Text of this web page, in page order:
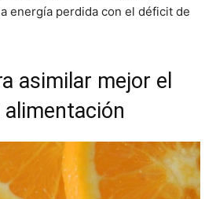
energía perdida con el déficit de
asimilar mejor el